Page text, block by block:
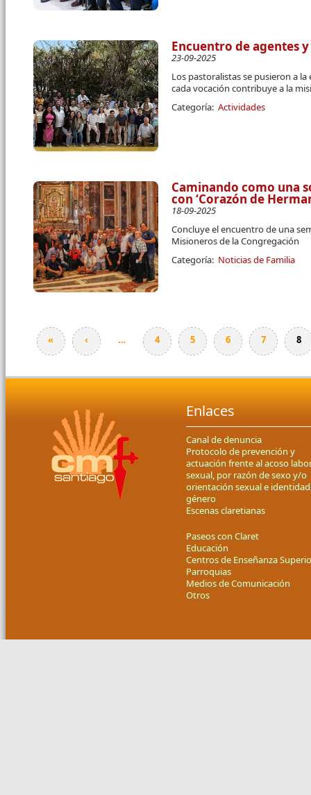
Encuentro de agentes
23-09-2025
Los pastoralistas se pusieron a la
cada vocación contribuye a la
Categoría: Actividades
Caminando como una
con ‘Corazón de
18-09-2025
Concluye el encuentro de una
Misioneros de la Congregación
Categoría: Noticias de Familia
Páginas
« ‹ … 4 5 6 7 8
Enlaces
Canal de denuncia
Protocolo de prevención y
actuación frente al acoso
sexual, por razón de sexo y/o
orientación sexual e
género
Escenas claretianas
Paseos con Claret
Educación
Centros de Enseñanza
Parroquias
Medios de Comunicación
Otros